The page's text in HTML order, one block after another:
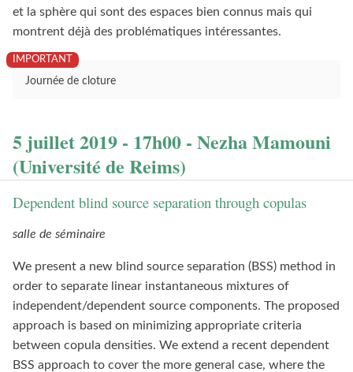
et la sphère qui sont des espaces bien connus mais qui
montrent déjà des problématiques intéressantes.
Journée de cloture
5 juillet 2019 - 17h00 - Nezha Mamouni
(Université de Reims)
Dependent blind source separation through copulas
salle de séminaire
We present a new blind source separation (BSS) method in
order to separate linear instantaneous mixtures of
independent/dependent source components. The proposed
approach is based on minimizing appropriate criteria
between copula densities. We extend a recent dependent
BSS approach to cover the more general case, where the